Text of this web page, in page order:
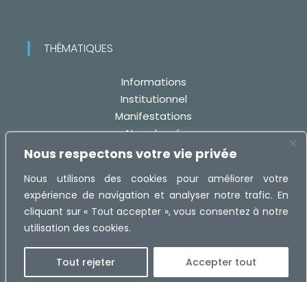
Nous respectons votre vie privée
Nous utilisons des cookies pour améliorer votre
expérience de navigation et analyser notre trafic. En
cliquant sur « Tout accepter », vous consentez à notre
utilisation des cookies.
Tout rejeter Accepter tout
THÉMATIQUES
Informations
Institutionnel
Manifestations
Non classé
Travaux
MaRecetteWeb.fr -
Protection des Données Personnelles (RGPD)